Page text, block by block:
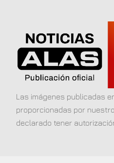
Las imágenes publicadas
proporcionadas por
declarado tener